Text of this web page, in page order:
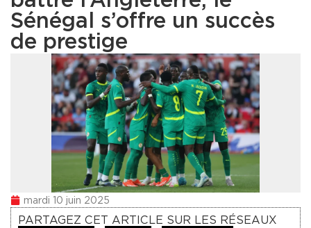
Sénégal s’offre un succès
de prestige
mardi 10 juin 2025
PARTAGEZ CET ARTICLE SUR LES RÉSEAUX